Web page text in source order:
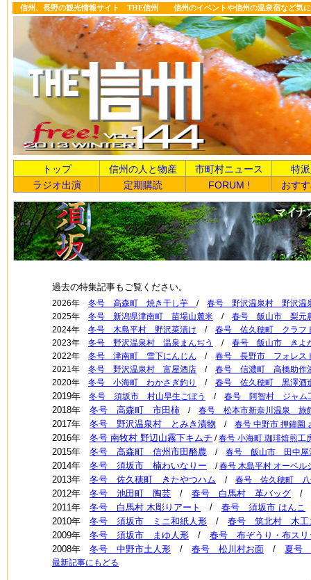
信州、長野の観光情報サイト THE信州 信州のイベントや信州の温泉宿など気に
トップ 信州の人と物産 市町村ニュース
特
ラジオ出演
定期購読 FORUM ! おす
過去の特集記事もご覧ください。
2026年 冬号 高森町 焼き干し芋 / 春号 野沢温泉村 野沢温
2025年 冬号 新潟県津南町 苗場山麓米 / 春号 飯山市 梨元
2024年 冬号 木島平村 野沢菜漬け / 春号 佐久穂町 クラフ
2023年 冬号 野沢温泉村 温泉まんぢう / 春号 飯山市 きよ
2022年 冬号 津南町 雪下にんじん / 春号 長野市 フォレス
2021年 冬号 野沢温泉村 富屋酒店 / 春号 信濃町 高橋助作
2020年 冬号 小海町 わかさぎ釣り / 春号 佐久穂町 黒澤酒
2019年 冬号 須坂市 村山早生ごぼう / 春号 阿智村 ジャム
2018年 冬号 高森町 市田柿 / 春号 松本市新奈川温泉 旅
2017年 冬号 野沢温泉村 とみき漬物 / 春号 中野市 押鐘園
2016年 冬号 南牧村 野辺山霧下キムチ /春号 小海町 珈琲焙煎工
2015年 冬号 高森町 信州市田酪農 / 春号 飯山市 田中屋
2014年 冬号 須坂市 楠わいなりー /春号 木島平村 オーベル
2013年 冬号 佐久穂町 きたやつハム / 春号 佐久穂町 八
2012年 冬号 池田町 陶芸 / 春号 白馬村 革バッグ /
2011年 冬号 白馬村 木彫りアート / 春号 須坂市 はんこ
2010年 冬号 須坂市 ミニ和紙人形 / 春号 筑北村 木工
2009年 冬号 須坂市 まゆ人形 / 春号 布ぞうり・布スリ
2008年 冬号 中野市土人形 / 春号 松川村お面 / 夏号
最新記事にもどる